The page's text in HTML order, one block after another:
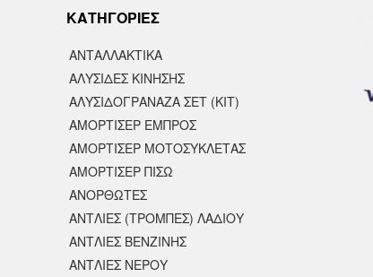
KΑΤΗΓΟΡΙΕΣ
ΑΝΤΑΛΛΑΚΤΙΚΆ
ΑΛΥΣΙΔΕΣ ΚΙΝΗΣΗΣ
ΑΛΥΣΙΔΟΓΡΑΝΑΖΑ ΣΕΤ (ΚΙΤ)
ΑΜΟΡΤΙΣΕΡ ΕΜΠΡΟΣ
ΑΜΟΡΤΙΣΈΡ ΜΟΤΟΣΥΚΛΈΤΑΣ
ΑΜΟΡΤΙΣΕΡ ΠΙΣΩ
ΑΝΟΡΘΩΤΕΣ
ΑΝΤΛΙΕΣ (ΤΡΟΜΠΕΣ) ΛΑΔΙΟΥ
ΑΝΤΛΙΕΣ ΒΕΝΖΙΝΗΣ
ΑΝΤΛΙΕΣ ΝΕΡΟΥ